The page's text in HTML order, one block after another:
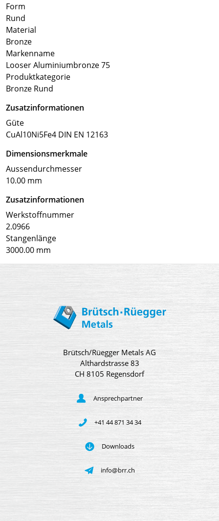
Form
Rund
Material
Bronze
Markenname
Looser Aluminiumbronze 75
Produktkategorie
Bronze Rund
Zusatzinformationen
Güte
CuAl10Ni5Fe4 DIN EN 12163
Dimensionsmerkmale
Aussendurchmesser
10.00 mm
Zusatzinformationen
Werkstoffnummer
2.0966
Stangenlänge
3000.00 mm
Brütsch/Rüegger Metals AG
Althardstrasse 83
CH 8105 Regensdorf
Ansprechpartner
+41 44 871 34 34
Downloads
info@brr.ch